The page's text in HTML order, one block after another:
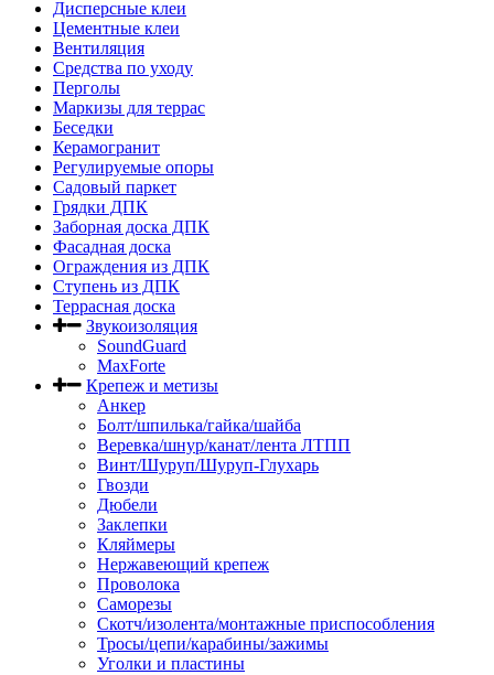
Дисперсные клеи
Цементные клеи
Вентиляция
Средства по уходу
Перголы
Маркизы для террас
Беседки
Керамогранит
Регулируемые опоры
Садовый паркет
Грядки ДПК
Заборная доска ДПК
Фасадная доска
Ограждения из ДПК
Ступень из ДПК
Террасная доска
Звукоизоляция
SoundGuard
MaxForte
Крепеж и метизы
Анкер
Болт/шпилька/гайка/шайба
Веревка/шнур/канат/лента ЛТПП
Винт/Шуруп/Шуруп-Глухарь
Гвозди
Дюбели
Заклепки
Кляймеры
Нержавеющий крепеж
Проволока
Саморезы
Скотч/изолента/монтажные приспособления
Тросы/цепи/карабины/зажимы
Уголки и пластины